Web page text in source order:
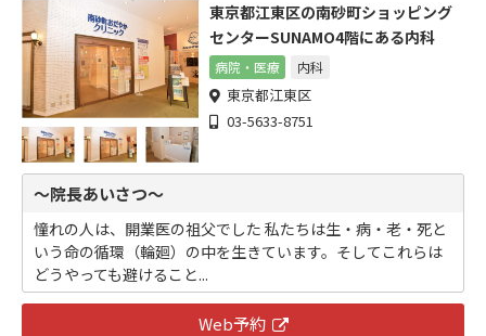
東京都江東区の南砂町ショッピング
センターSUNAMO4階にある内科
病院・医療 内科
東京都江東区
03-5633-8751
～院長あいさつ～
憧れの人は、開業医の祖父でした 私たちは生・病・老・死と
いう命の循環（輪廻）の中を生きています。そしてこれらは
どうやっても避けること...
Web予約